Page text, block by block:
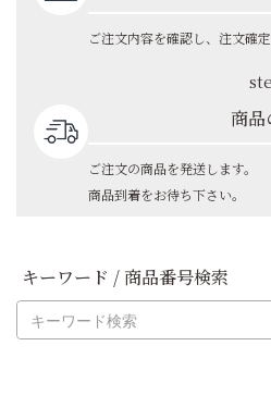
ご注文内容を確認し、注文確定
商品
ご注文の商品を発送します。
商品到着をお待ち下さい。
キーワード / 商品番号検索